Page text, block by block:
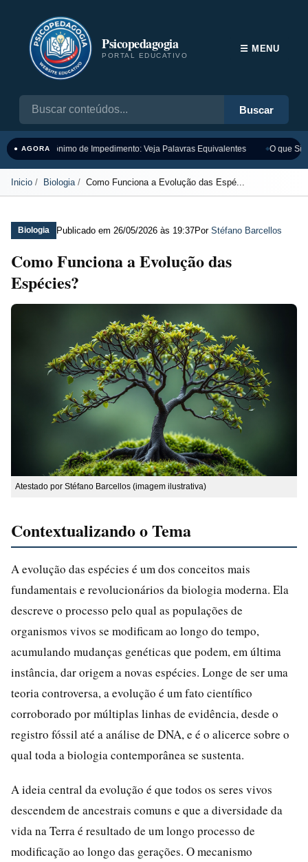
Psicopedagogia
PORTAL EDUCATIVO
Buscar
☰ MENU
● AGORASinônimo de Impedimento: Veja Palavras Equivalentes O que
Inicio Biologia Como Funciona a Evolução das Espé...
Biologia Publicado em 26/05/2026 às 19:37Por Stéfano Barcellos
Como Funciona a Evolução das
Espécies?
Atestado por Stéfano Barcellos (imagem ilustrativa)
Contextualizando o Tema
A evolução das espécies é um dos conceitos mais
fundamentais e revolucionários da biologia moderna. Ela
descreve o processo pelo qual as populações de
organismos vivos se modificam ao longo do tempo,
acumulando mudanças genéticas que podem, em última
instância, dar origem a novas espécies. Longe de ser uma
teoria controversa, a evolução é um fato científico
corroborado por múltiplas linhas de evidência, desde o
registro fóssil até a análise de DNA, e é o alicerce sobre o
qual toda a biologia contemporânea se sustenta.
A ideia central da evolução é que todos os seres vivos
descendem de ancestrais comuns e que a diversidade da
vida na Terra é resultado de um longo processo de
modificação ao longo das gerações. O mecanismo